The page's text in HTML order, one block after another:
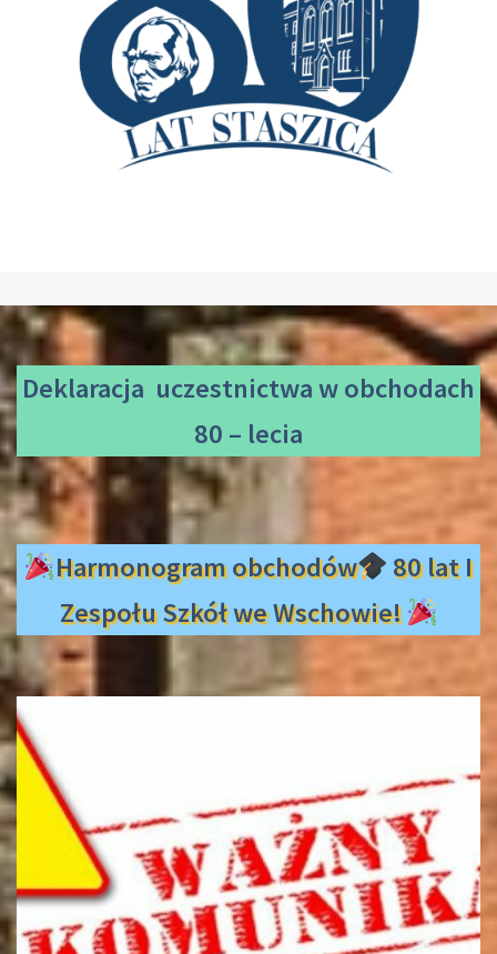
Deklaracja uczestnictwaw obchodach
80 – lecia
Harmonogram obchodów
80 lat I
Zespołu Szkół we Wschowie!